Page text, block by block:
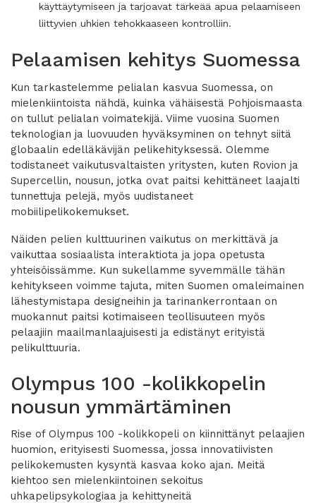
käyttäytymiseen ja tarjoavat tärkeää apua pelaamiseen
liittyvien uhkien tehokkaaseen kontrolliin.
Pelaamisen kehitys Suomessa
Kun tarkastelemme pelialan kasvua Suomessa, on
mielenkiintoista nähdä, kuinka vähäisestä Pohjoismaasta
on tullut pelialan voimatekijä. Viime vuosina Suomen
teknologian ja luovuuden hyväksyminen on tehnyt siitä
globaalin edelläkävijän pelikehityksessä. Olemme
todistaneet vaikutusvaltaisten yritysten, kuten Rovion ja
Supercellin, nousun, jotka ovat paitsi kehittäneet laajalti
tunnettuja pelejä, myös uudistaneet
mobiilipelikokemukset.
Näiden pelien kulttuurinen vaikutus on merkittävä ja
vaikuttaa sosiaalista interaktiota ja jopa opetusta
yhteisöissämme. Kun sukellamme syvemmälle tähän
kehitykseen voimme tajuta, miten Suomen omaleimainen
lähestymistapa designeihin ja tarinankerrontaan on
muokannut paitsi kotimaiseen teollisuuteen myös
pelaajiin maailmanlaajuisesti ja edistänyt erityistä
pelikulttuuria.
Olympus 100 -kolikkopelin
nousun ymmärtäminen
Rise of Olympus 100 -kolikkopeli on kiinnittänyt pelaajien
huomion, erityisesti Suomessa, jossa innovatiivisten
pelikokemusten kysyntä kasvaa koko ajan. Meitä
kiehtoo sen mielenkiintoinen sekoitus
uhkapelipsykologiaa ja kehittyneitä